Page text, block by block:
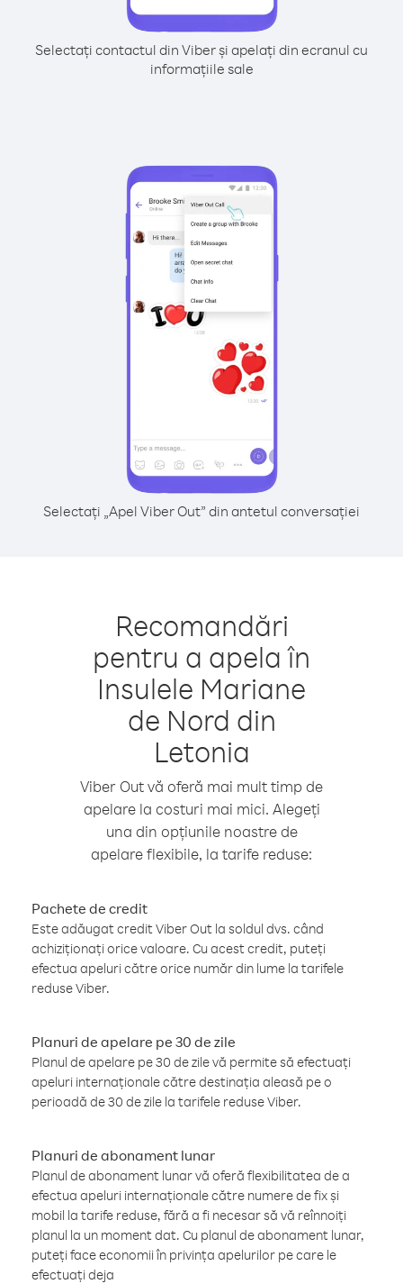
Selectați contactul din Viber și apelați din ecranul cu
informațiile sale
Selectați „Apel Viber Out” din antetul conversației
Recomandări
pentru a apela în
Insulele Mariane
de Nord din
Letonia
Viber Out vă oferă mai mult timp de
apelare la costuri mai mici. Alegeți
una din opțiunile noastre de
apelare flexibile, la tarife reduse:
Pachete de credit
Este adăugat credit Viber Out la soldul dvs. când
achiziționați orice valoare. Cu acest credit, puteți
efectua apeluri către orice număr din lume la tarifele
reduse Viber.
Planuri de apelare pe 30 de zile
Planul de apelare pe 30 de zile vă permite să efectuați
apeluri internaționale către destinația aleasă pe o
perioadă de 30 de zile la tarifele reduse Viber.
Planuri de abonament lunar
Planul de abonament lunar vă oferă flexibilitatea de a
efectua apeluri internaționale către numere de fix și
mobil la tarife reduse, fără a fi necesar să vă reînnoiți
planul la un moment dat. Cu planul de abonament lunar,
puteți face economii în privința apelurilor pe care le
efectuați deja